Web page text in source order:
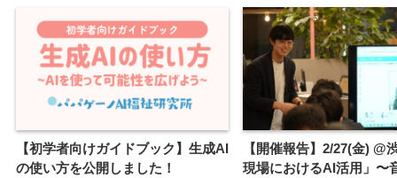
【初学者向けガイドブック】生成AI
の使い方を公開しました！
【開催報告】2/27(金) @
現場におけるAI活用」〜